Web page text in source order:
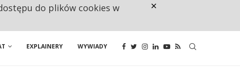
EXPLAINERY WYWIADY
do plików cookies w
×